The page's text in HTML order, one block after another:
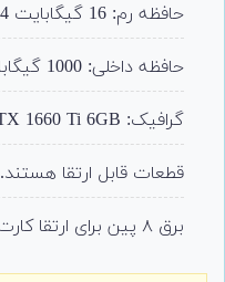
حافظه رم: 16 گیگابایت DDR4
حافظه داخلی: 1000 گیگابایت + 256 گیگابایت SSD
گرافیک: NVIDIA GEFORCE GTX 1660 Ti 6GB
قطعات قابل ارتقا هستند.
برق ۸ پین برای ارتقا کارت گرافیک